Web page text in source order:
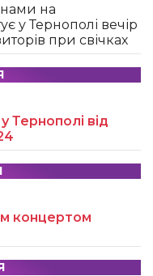
на
у Тернополі вечір
при свічках
Тернополі від
концертом